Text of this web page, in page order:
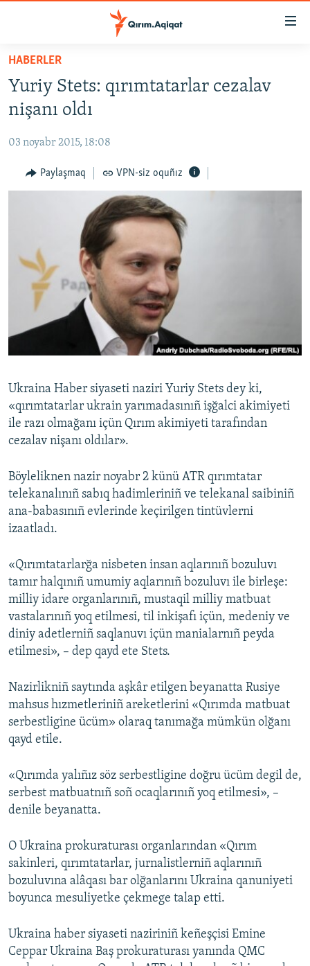
Esas
qaytmaq
Baş
navigatsiyağa
qaytmaq
qaytmaq
SİYASET
İQTİSADİYAT
CEMİYET
MEDENİYET
SÜRET
BLOGLAR
FİKİR
Русский
Українською
HABERLER
Yuriy Stets: qırımtatarlar cezalav
nişanı oldı
03 noyabr 2015, 18:08
Paylaşmaq VPN-siz oquñız
Ukraina Haber siyaseti naziri Yuriy Stets dey ki,
«qırımtatarlar ukrain yarımadasınıñ işğalci akimiyeti
ile razı olmağanı içün Qırım akimiyeti tarafından
cezalav nişanı oldılar».
Böyleliknen nazir noyabr 2 künü ATR qırımtatar
telekanalınıñ sabıq hadimleriniñ ve telekanal saibiniñ
ana-babasınıñ evlerinde keçirilgen tintüvlerni
izaatladı.
«Qırımtatarlarğa nisbeten insan aqlarınıñ bozuluvı
tamır halqınıñ umumiy aqlarınıñ bozuluvı ile birleşe:
milliy idare organlarınıñ, mustaqil milliy matbuat
vastalarınıñ yoq etilmesi, til inkişafı içün, medeniy ve
diniy adetlerniñ saqlanuvı içün manialarnıñ peyda
etilmesi», – dep qayd ete Stets.
Nazirlikniñ saytında aşkâr etilgen beyanatta Rusiye
mahsus hızmetleriniñ areketlerini «Qırımda matbuat
serbestligine ücüm» olaraq tanımağa mümkün olğanı
qayd etile.
«Qırımda yalıñız söz serbestligine doğru ücüm degil de,
serbest matbuatnıñ soñ ocaqlarınıñ yoq etilmesi», –
denile beyanatta.
O Ukraina prokuraturası organlarından «Qırım
sakinleri, qırımtatarlar, jurnalistlerniñ aqlarınıñ
bozuluvına alâqası bar olğanlarını Ukraina qanuniyeti
boyunca mesuliyetke çekmege talap etti.
Ukraina haber siyaseti naziriniñ keñeşçisi Emine
Ceppar Ukraina Baş prokuraturası yanında QMC